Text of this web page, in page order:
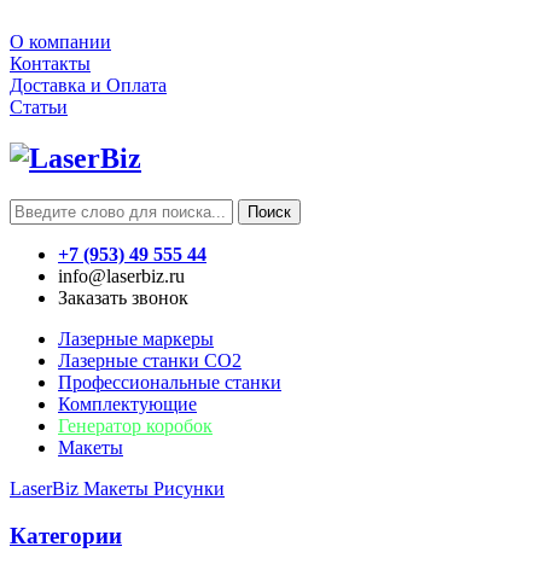
О компании
Контакты
Доставка и Оплата
Статьи
Поиск
+7 (953) 49 555 44
info@laserbiz.ru
Заказать звонок
Лазерные маркеры
Лазерные станки CO2
Профессиональные станки
Комплектующие
Генератор коробок
Макеты
LaserBiz Макеты Рисунки
Категории